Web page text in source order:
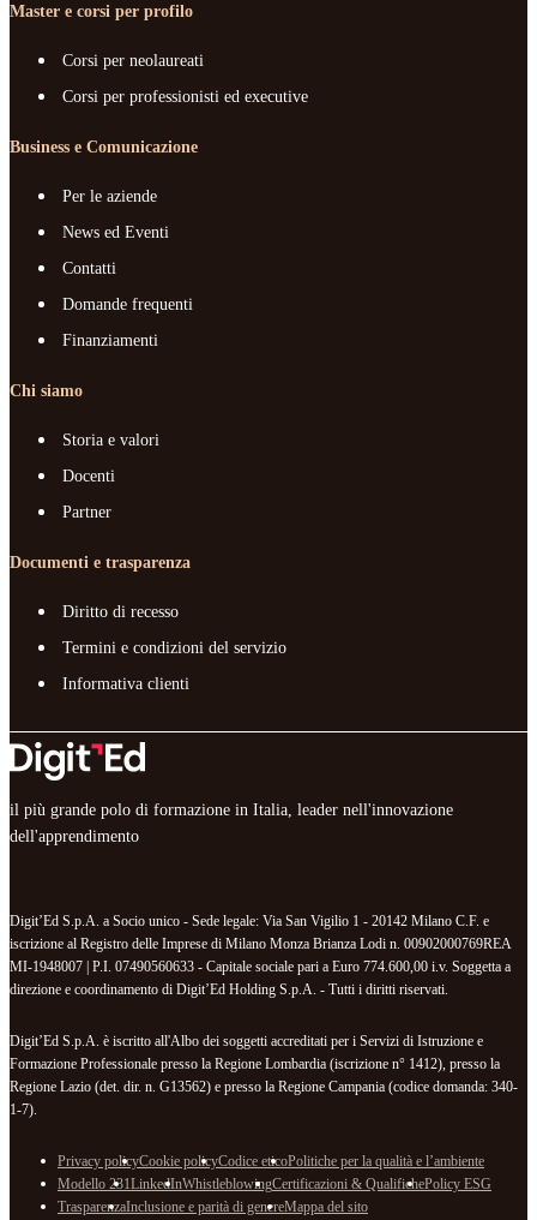
Master e corsi per profilo
Corsi per neolaureati
Corsi per professionisti ed executive
Business e Comunicazione
Per le aziende
News ed Eventi
Contatti
Domande frequenti
Finanziamenti
Chi siamo
Storia e valori
Docenti
Partner
Documenti e trasparenza
Diritto di recesso
Termini e condizioni del servizio
Informativa clienti
il più grande polo di formazione in Italia, leader nell'innovazione
dell'apprendimento
Digit’Ed S.p.A. a Socio unico - Sede legale: Via San Vigilio 1 - 20142 Milano C.F. e
iscrizione al Registro delle Imprese di Milano Monza Brianza Lodi n. 00902000769REA
MI-1948007 | P.I. 07490560633 - Capitale sociale pari a Euro 774.600,00 i.v. Soggetta a
direzione e coordinamento di Digit’Ed Holding S.p.A. - Tutti i diritti riservati.
Digit’Ed S.p.A. è iscritto all'Albo dei soggetti accreditati per i Servizi di Istruzione e
Formazione Professionale presso la Regione Lombardia (iscrizione n° 1412), presso la
Regione Lazio (det. dir. n. G13562) e presso la Regione Campania (codice domanda: 340-
1-7).
Privacy policyCookie policyCodice eticoPolitiche per la qualità e l’ambiente
Modello 231LinkedInWhistleblowingCertificazioni & QualifichePolicy ESG
TrasparenzaInclusione e parità di genereMappa del sito